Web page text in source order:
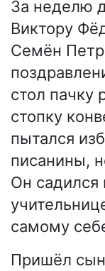
За неделю
Виктору
Семён
стол пачку
стопку
пытался
писанины,
Он
самому
Пришёл